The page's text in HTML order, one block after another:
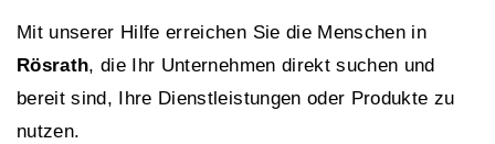
Mit unserer Hilfe erreichen Sie die Menschen in
Rösrath, die Ihr Unternehmen direkt suchen und
bereit sind, Ihre Dienstleistungen oder Produkte zu
nutzen.